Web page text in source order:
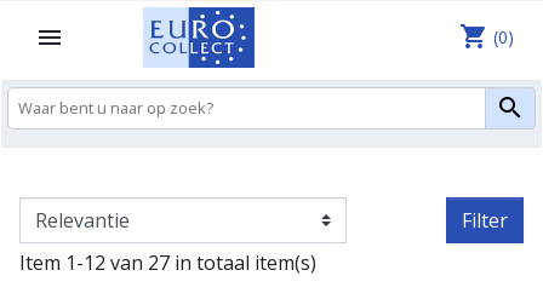


shopping_cart (0)
Filter
Item 1-12 van 27 in totaal item(s)